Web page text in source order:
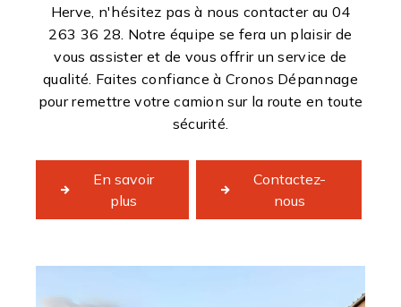
Herve, n'hésitez pas à nous contacter au 04
263 36 28. Notre équipe se fera un plaisir de
vous assister et de vous offrir un service de
qualité. Faites confiance à Cronos Dépannage
pour remettre votre camion sur la route en toute
sécurité.
En savoir
plus
Contactez-
nous